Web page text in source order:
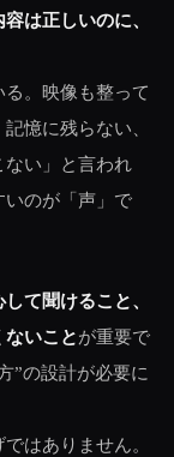
容は正しいのに、
。映像も整って
憶に残らない、
ない」と言われ
いのが「声」で
して聞けること、
いことが重要で
”の設計が必要に
はありません。